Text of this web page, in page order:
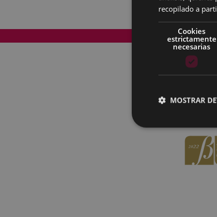
Mapa del Sitio
recopilado a
Cookies
estrictamente
necesarias
MOSTRAR